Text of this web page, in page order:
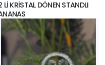
Lİ KRİSTAL DÖNEN STANDLI